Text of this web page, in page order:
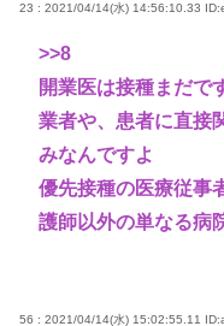
23 : 2021/04/14(水) 14:56:10.33
>>8
開業医は接種まだで
業者や、患者に直接
みなんですよ
優先接種の医療従事
護師以外の単なる病
56 : 2021/04/14(水) 15:02:55.11